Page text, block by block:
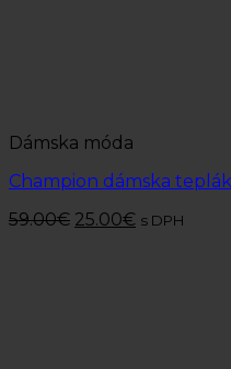
Dámska móda
Champion dámska
59.00€ 25.00€ s DPH